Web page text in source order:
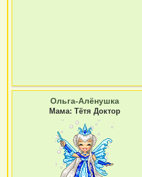
Ольга-Алёнушка
Мама: Тётя Доктор